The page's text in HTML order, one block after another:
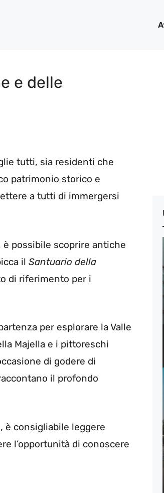
e delle
tutti, sia residenti che
patrimonio storico e
a tutti di immergersi
è possibile scoprire antiche
il Santuario della
di riferimento per i
per esplorare la Valle
Majella e i pittoreschi
di godere di
il profondo
è consigliabile leggere
l’opportunità di conoscere